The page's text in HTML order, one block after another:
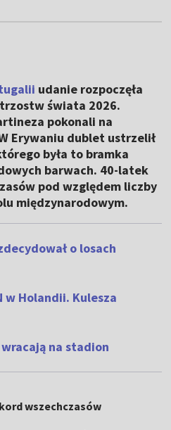
udanie rozpoczęła
świata 2026.
pokonali na
Erywaniu dublet ustrzelił
była to bramka
barwach. 40-latek
pod względem liczby
międzynarodowym.
o losach
w Holandii. Kulesza
na stadion
wszechczasów